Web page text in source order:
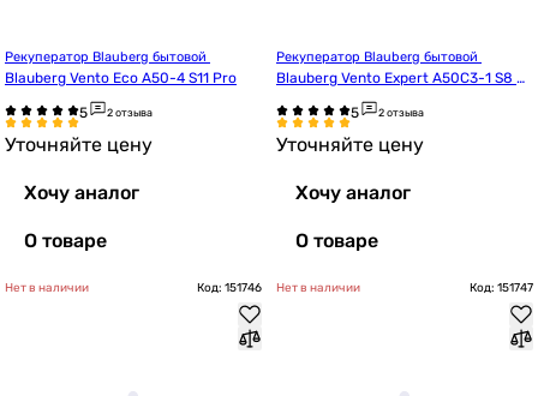
Blauberg Vento Eco A50-4 S11 Pro
2 отзыва
Уточняйте цену
Хочу аналог
О товаре
Blauberg Vento Expert A50C3-1 S8 W
2 отзыва
Уточняйте цену
Хочу аналог
О товаре
Нет в наличии Код: 151746 Нет в наличии Код: 151747